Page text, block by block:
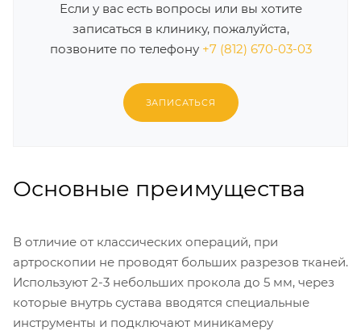
Если у вас есть вопросы или вы хотите
записаться в клинику, пожалуйста,
позвоните по телефону +7 (812) 670-03-03
ЗАПИСАТЬСЯ
Основные преимущества
В отличие от классических операций, при
артроскопии не проводят больших разрезов тканей.
Используют 2-3 небольших прокола до 5 мм, через
которые внутрь сустава вводятся специальные
инструменты и подключают миникамеру